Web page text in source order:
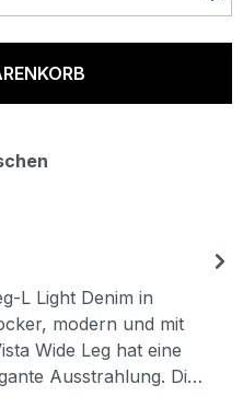
L Light Denim in
modern und mit
Wide Leg hat eine
Ausstrahlung. Di…